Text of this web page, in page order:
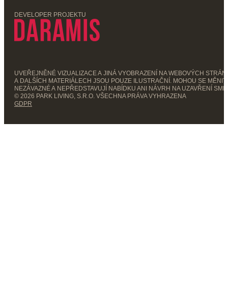
DEVELOPER PROJEKTU
UVEŘEJNĚNÉ VIZUALIZACE A JINÁ VYOBRAZENÍ NA WEBOVÝCH
A DALŠÍCH MATERIÁLECH JSOU POUZE ILUSTRAČNÍ. MOHOU SE
NEZÁVAZNÉ A NEPŘEDSTAVUJÍ NABÍDKU ANI NÁVRH NA UZAVŘENÍ
© 2026 PARK LIVING, S.R.O. VŠECHNA PRÁVA VYHRAZENA
GDPR